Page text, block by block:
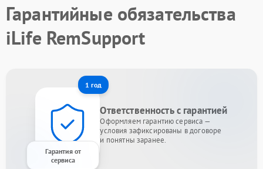
Гарантийные обязательства
iLife RemSupport
1 год
Гарантия от
сервиса
Ответственность с гарантией
Оформляем гарантию сервиса —
условия зафиксированы в договоре
и понятны заранее.